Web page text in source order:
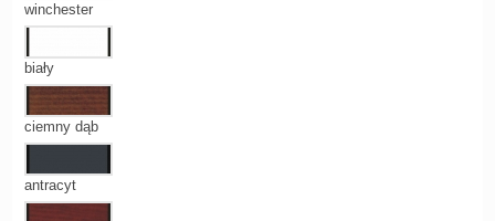
winchester
biały
ciemny dąb
antracyt